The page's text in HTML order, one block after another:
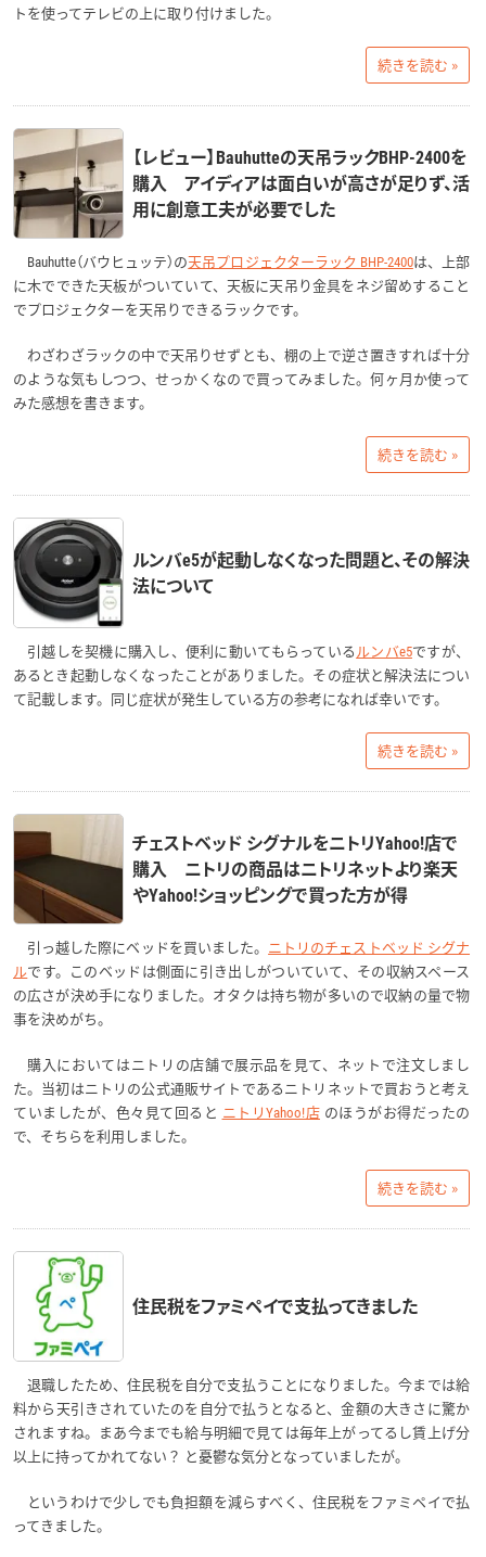
トを使ってテレビの上に取り付けました。
続きを読む »
【レビュー】Bauhutteの天吊ラックBHP-2400を
購入 アイディアは面白いが高さが足りず、活
用に創意工夫が必要でした
Bauhutte（バウヒュッテ）の天吊プロジェクターラック BHP-2400は、上部
に木でできた天板がついていて、天板に天吊り金具をネジ留めすること
でプロジェクターを天吊りできるラックです。
わざわざラックの中で天吊りせずとも、棚の上で逆さ置きすれば十分
のような気もしつつ、せっかくなので買ってみました。何ヶ月か使って
みた感想を書きます。
続きを読む »
ルンバe5が起動しなくなった問題と、その解決
法について
引越しを契機に購入し、便利に動いてもらっている ルンバe5ですが、
あるとき起動しなくなったことがありました。その症状と解決法につい
て記載します。同じ症状が発生している方の参考になれば幸いです。
続きを読む »
チェストベッド シグナルをニトリYahoo!店で
購入 ニトリの商品はニトリネットより楽天
やYahoo!ショッピングで買った方が得
引っ越した際にベッドを買いました。 ニトリのチェストベッド シグナ
ルです。このベッドは側面に引き出しがついていて、その収納スペース
の広さが決め手になりました。オタクは持ち物が多いので収納の量で物
事を決めがち。
購入においてはニトリの店舗で展示品を見て、ネットで注文しまし
た。当初はニトリの公式通販サイトであるニトリネットで買おうと考え
ていましたが、色々見て回ると ニトリYahoo!店 のほうがお得だったの
で、そちらを利用しました。
続きを読む »
住民税をファミペイで支払ってきました
退職したため、住民税を自分で支払うことになりました。今までは給
料から天引きされていたのを自分で払うとなると、金額の大きさに驚か
されますね。まあ今までも給与明細で見ては毎年上がってるし賃上げ分
以上に持ってかれてない？ と憂鬱な気分となっていましたが。
というわけで少しでも負担額を減らすべく、住民税をファミペイで払
ってきました。